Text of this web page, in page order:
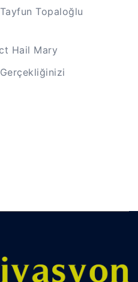
Topaloğlu
Hail Mary